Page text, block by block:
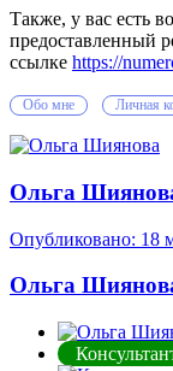
Также, у вас есть
предоставленный
ссылке https://
Обо мне Личная
Ольга
Опубликовано: 18
Ольга